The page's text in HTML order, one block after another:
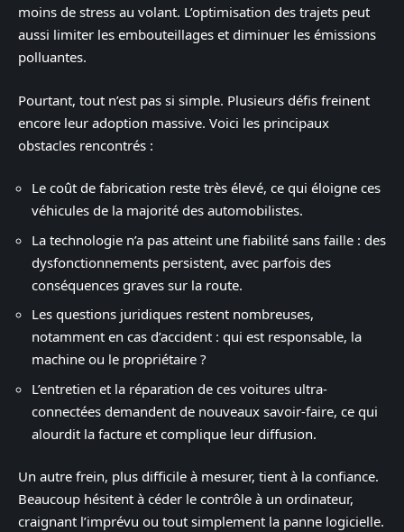
moins de stress au volant. L’optimisation des trajets peut
aussi limiter les embouteillages et diminuer les émissions
polluantes.
Pourtant, tout n’est pas si simple. Plusieurs défis freinent
encore leur adoption massive. Voici les principaux
obstacles rencontrés :
Le coût de fabrication reste très élevé, ce qui éloigne ces
véhicules de la majorité des automobilistes.
La technologie n’a pas atteint une fiabilité sans faille : des
dysfonctionnements persistent, avec parfois des
conséquences graves sur la route.
Les questions juridiques restent nombreuses,
notamment en cas d’accident : qui est responsable, la
machine ou le propriétaire ?
L’entretien et la réparation de ces voitures ultra-
connectées demandent de nouveaux savoir-faire, ce qui
alourdit la facture et complique leur diffusion.
Un autre frein, plus difficile à mesurer, tient à la confiance.
Beaucoup hésitent à céder le contrôle à un ordinateur,
craignant l’imprévu ou tout simplement la panne logicielle.